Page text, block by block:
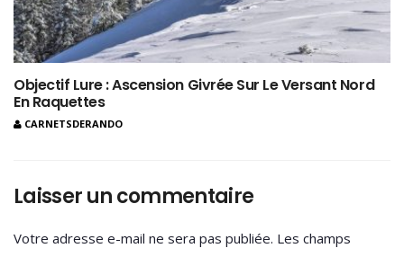
Objectif Lure : Ascension Givrée Sur Le Versant Nord
En Raquettes
CARNETSDERANDO
Laisser un commentaire
Votre adresse e-mail ne sera pas publiée. Les champs